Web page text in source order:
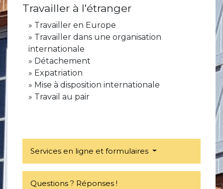
Travailler à l'étranger
Travailler en Europe
Travailler dans une organisation
internationale
Détachement
Expatriation
Mise à disposition internationale
Travail au pair
Services en ligne et formulaires
Questions ? Réponses !